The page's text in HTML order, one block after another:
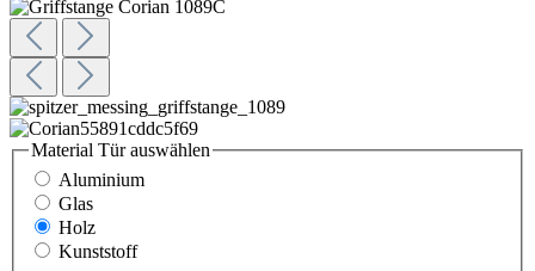
Material Türauswählen
Aluminium
Glas
Holz
Kunststoff